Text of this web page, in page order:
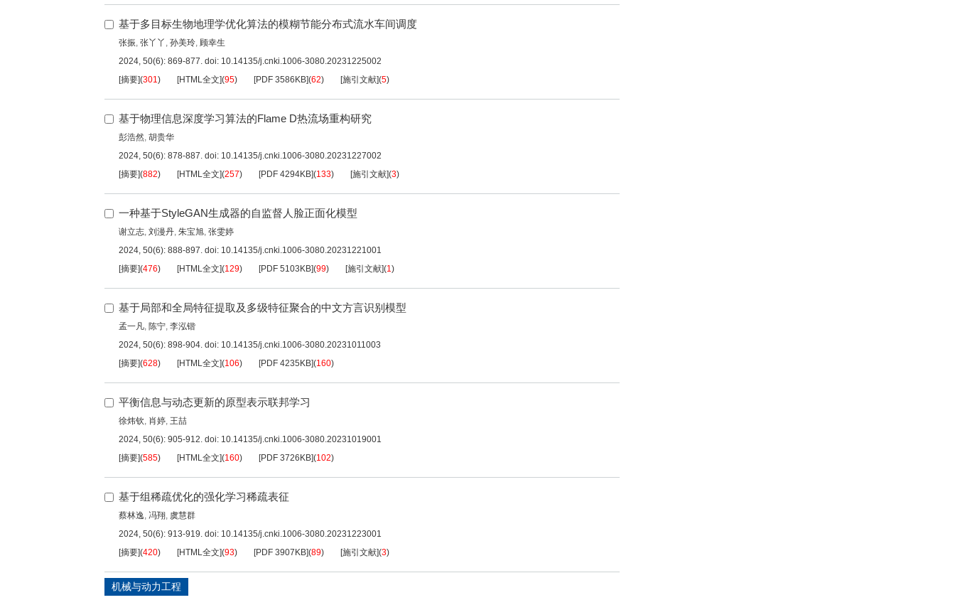
基于多目标生物地理学优化算法的模糊节能分布式流水车间调度
张振, 张丫丫 , 孙美玲, 顾幸生
2024, 50(6): 869-877. doi: 10.14135/j.cnki.1006-3080.20231225002
[摘要](301) [HTML全文](95) [PDF 3586KB](62) [施引文献](5)
基于物理信息深度学习算法的Flame D热流场重构研究
彭浩然, 胡贵华
2024, 50(6): 878-887. doi: 10.14135/j.cnki.1006-3080.20231227002
[摘要](882) [HTML全文](257) [PDF 4294KB](133) [施引文献](3)
一种基于StyleGAN生成器的自监督人脸正面化模型
谢立志, 刘漫丹, 朱宝旭, 张雯婷
2024, 50(6): 888-897. doi: 10.14135/j.cnki.1006-3080.20231221001
[摘要](476) [HTML全文](129) [PDF 5103KB](99) [施引文献](1)
基于局部和全局特征提取及多级特征聚合的中文方言识别模型
孟一凡, 陈宁, 李泓锴
2024, 50(6): 898-904. doi: 10.14135/j.cnki.1006-3080.20231011003
[摘要](628) [HTML全文](106) [PDF 4235KB](160)
平衡信息与动态更新的原型表示联邦学习
徐炜钦, 肖婷, 王喆
2024, 50(6): 905-912. doi: 10.14135/j.cnki.1006-3080.20231019001
[摘要](585) [HTML全文](160) [PDF 3726KB](102)
基于组稀疏优化的强化学习稀疏表征
蔡林逸, 冯翔, 虞慧群
2024, 50(6): 913-919. doi: 10.14135/j.cnki.1006-3080.20231223001
[摘要](420) [HTML全文](93) [PDF 3907KB](89) [施引文献](3)
机械与动力工程